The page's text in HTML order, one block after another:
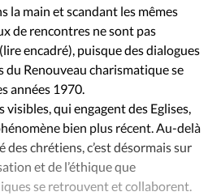
la main et scandant les mêmes
de rencontres ne sont pas
encadré), puisque des dialogues
du Renouveau charismatique se
années 1970.
qui engagent des Eglises,
bien plus récent. Au-delà
des chrétiens, c’est désormais sur
et de l’éthique que
se retrouvent et collaborent.